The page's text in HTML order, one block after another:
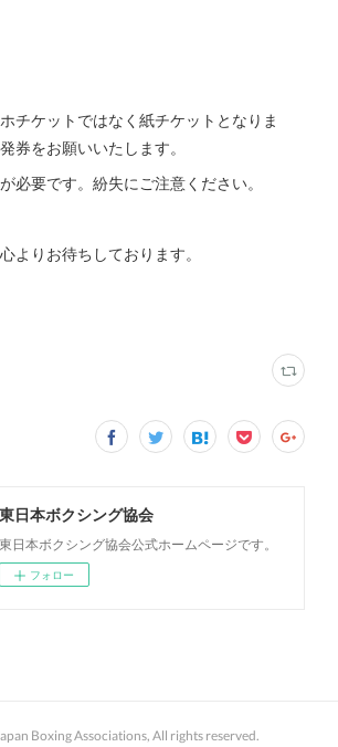
チケットではなく紙チケットとなりま
券をお願いいたします。
必要です。紛失にご注意ください。
よりお待ちしております。
東日本ボクシング協会
東日本ボクシング協会公式ホームページです。
フォロー
Boxing Associations, All rights reserved.